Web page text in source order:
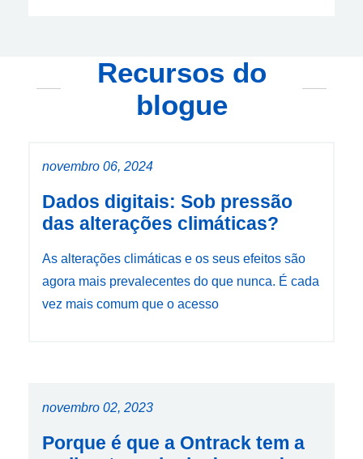
Recursos do
blogue
novembro 06, 2024
Dados digitais: Sob pressão
das alterações climáticas?
As alterações climáticas e os seus efeitos são
agora mais prevalecentes do que nunca. É cada
vez mais comum que o acesso
novembro 02, 2023
Porque é que a Ontrack tem a